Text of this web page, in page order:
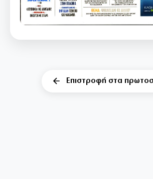
Επιστροφή στα